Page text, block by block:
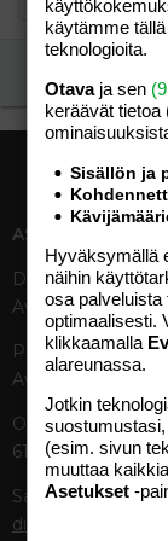
ASIAKASPALVELU
Digipalvelut (09)
Avoinna ma–pe
Painettu lehti (09)
Avoinna ma–pe
Otavamedian
61
Sähköposti (digi)
digi@otavamedia.fi
käytämme
teknologioita.
Otavaja sen
keräävät
Sisällön ja
Hyväksymällä
näihin
osa palveluista
optimaalisesti.
klikkaamalla
alareunassa.
Jotkin
(esim. sivun
muuttaa
Asetukset -